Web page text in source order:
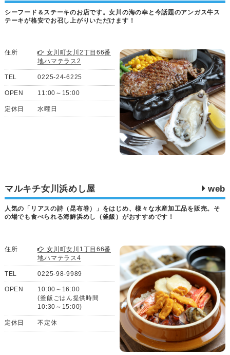
シーフード＆ステーキのお店です。女川の海の幸と今話題のアンガス牛ス
テーキが格安でお召し上がりいただけます！
住所
女川町女川2丁目66番
地ハマテラス2
TEL 0225-24-6225
OPEN 11:00～15:00
定休日 水曜日
マルキチ女川浜めし屋 web
人気の「リアスの詩（昆布巻）」をはじめ、様々な水産加工品を販売。そ
の場でも食べられる海鮮浜めし（釜飯）がおすすめです！
住所
女川町女川1丁目66番
地ハマテラス4
TEL 0225-98-9989
OPEN
10:00～16:00
(釜飯ごはん提供時間
10:30～15:00)
定休日 不定休